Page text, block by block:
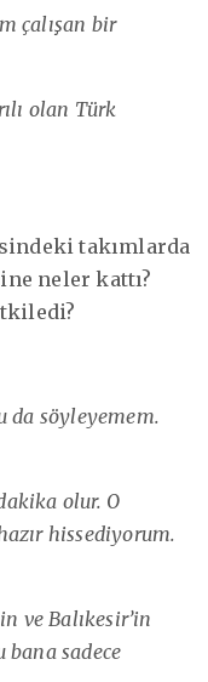
çalışan bir
olan Türk
takımlarda
neler kattı?
da söyleyemem.
olur. O
hissediyorum.
ve Balıkesir’in
sadece